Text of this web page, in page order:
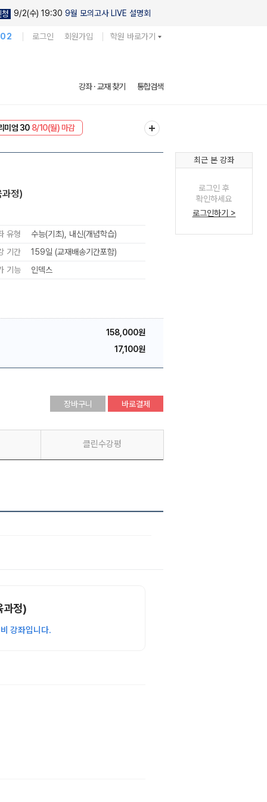
9/2(수) 19:30 9월 모의고사 LIVE 설명회
로그인 회원가입 학원 바로가기
강좌 · 교재 찾기 통합검색
8/10(월) 마감
정)
유형
수능(기초), 내신(개념학습)
기간
159일 (교재배송기간포함)
기능
인덱스
158,000원
17,100원
장바구니 바로결제
클린수강평
정)
강좌입니다.
최근 본 강좌
로그인 후
확인하세요
로그인하기 >